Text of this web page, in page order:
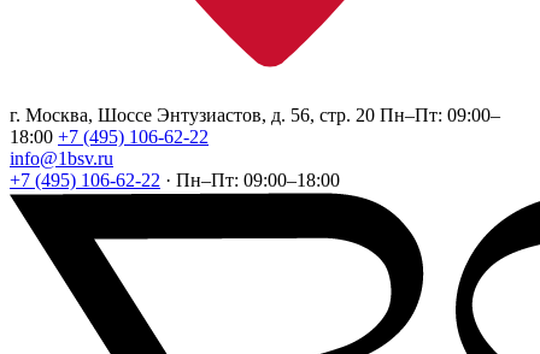
г. Москва, Шоссе Энтузиастов, д. 56, стр. 20 Пн–Пт: 09:00–
18:00 +7 (495) 106-62-22
info@1bsv.ru
+7 (495) 106-62-22 · Пн–Пт: 09:00–18:00